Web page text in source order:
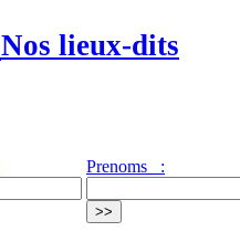
Nos lieux-dits
Prenoms :